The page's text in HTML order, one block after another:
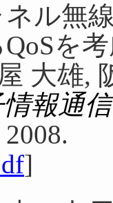
ル無
を
大雄,
報通
]